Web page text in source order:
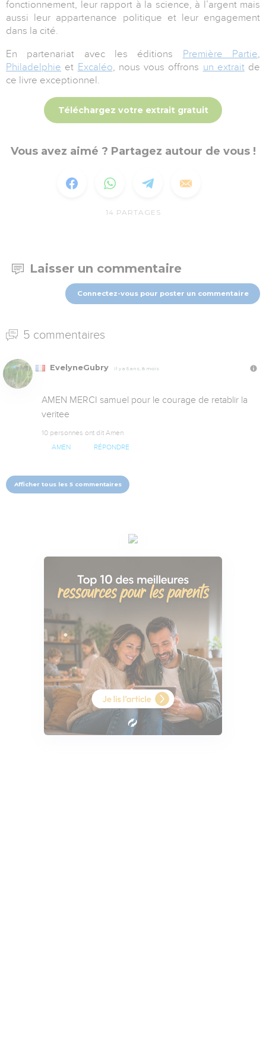
fonctionnement, leur rapport à la science, à l’argent mais
aussi leur appartenance politique et leur engagement
dans la cité.
En partenariat avec les éditions Première Partie
Philadelphie et Excaléo , nous vous offrons un extrait de
ce livre exceptionnel.
Téléchargez votre extrait gratuit
Vous avez aimé ? Partagez autour de vous !
14 PARTAGES
Laisser un commentaire
Connectez-vous pour poster un commentaire
5 commentaires
EvelyneGubry Il y a 5 ans, 8 mois
AMEN MERCI samuel pour le courage de retablir la
veritee
10 personnes ont dit Amen
AMEN RÉPONDRE
Afficher tous les 5 commentaires